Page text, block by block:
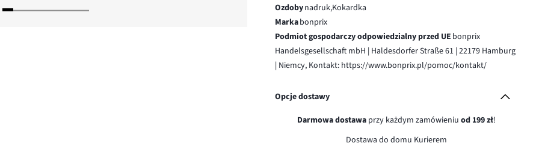
Ozdobynadruk,Kokardka
Markabonprix
Podmiot gospodarczy odpowiedzialny przed UE bonprix
Handelsgesellschaft mbH | Haldesdorfer Straße 61 | 22179 Hamburg
| Niemcy, Kontakt: https://www.bonprix.pl/pomoc/kontakt/
Opcje dostawy
Darmowa dostawaprzy każdym zamówieniu od 199 zł!
Dostawa do domu Kurierem